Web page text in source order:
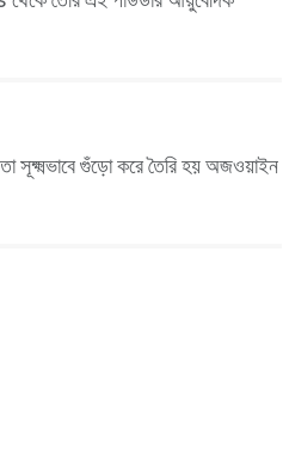
গুঁড়ো করে তৈরি হয় অজওয়াইন